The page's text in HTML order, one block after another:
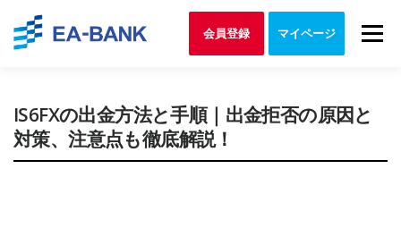
Menu
会員登録 マイページ
IS6FXの出金方法と手順｜出金拒否の原因と
対策、注意点も徹底解説！